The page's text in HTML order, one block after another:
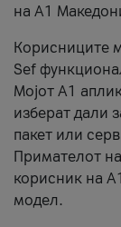
на А1
Корисниците
Sef
Мојот А1
изберат дали
пакет или
Примателот
корисник на
модел.